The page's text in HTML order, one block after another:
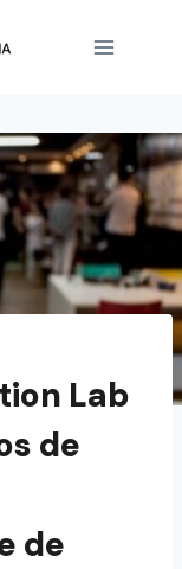
Lab
de
de